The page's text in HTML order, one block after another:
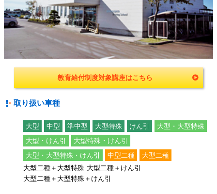
教育給付制度対象講座はこちら
取り扱い車種
大型 中型 準中型 大型特殊 けん引
大型・大型特殊
大型・けん引
大型特殊・けん引
大型・大型特殊・けん引
中型二種
大型二種
大型二種＋大型特殊 大型二種＋けん引
大型二種＋大型特殊＋けん引